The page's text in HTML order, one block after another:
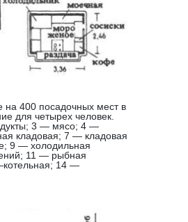
на 400 посадочных мест в
для четырех человек.
3 — мясо; 4 —
кладовая; 7 — кладовая
9 — холодильная
11 — рыбная
14 —